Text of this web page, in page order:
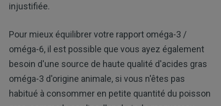
injustifiée.
Pour mieux équilibrer votre rapport oméga-3 /
oméga-6, il est possible que vous ayez également
besoin d'une source de haute qualité d'acides gras
oméga-3 d'origine animale, si vous n'êtes pas
habitué à consommer en petite quantité du poisson